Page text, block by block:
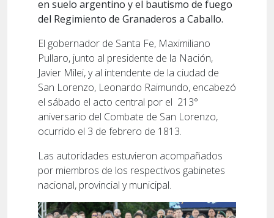
en suelo argentino y el bautismo de fuego
del Regimiento de Granaderos a Caballo.
El gobernador de Santa Fe, Maximiliano
Pullaro, junto al presidente de la Nación,
Javier Milei, y al intendente de la ciudad de
San Lorenzo, Leonardo Raimundo, encabezó
el sábado el acto central por el 213°
aniversario del Combate de San Lorenzo,
ocurrido el 3 de febrero de 1813.
Las autoridades estuvieron acompañados
por miembros de los respectivos gabinetes
nacional, provincial y municipal.